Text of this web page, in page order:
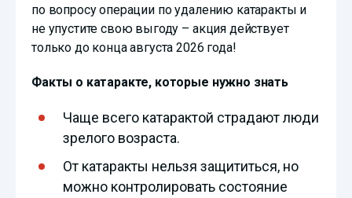
по вопросу операции по удалению катаракты и
не упустите свою выгоду – акция действует
только до конца августа 2026 года!
Факты о катаракте, которые нужно знать
Чаще всего катарактой страдают люди
зрелого возраста.
От катаракты нельзя защититься, но
можно контролировать состояние